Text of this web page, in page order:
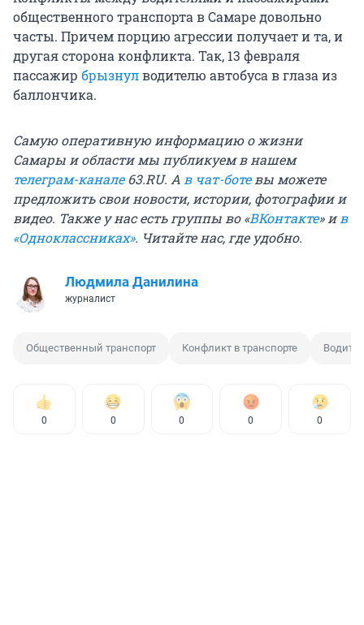
общественного транспорта в Самаре довольно
часты. Причем порцию агрессии получает и та, и
другая сторона конфликта. Так, 13 февраля
пассажир брызнулводителю автобуса в глаза из
баллончика.
Самую оперативную информацию о жизни
Самары и области мы публикуем в нашем
телеграм-канале63.RU. Ав чат-ботевы можете
предложить свои новости, истории, фотографии и
видео. Также у нас есть группы во «ВКонтакте»ив
«Одноклассниках». Читайте нас, где удобно.
Людмила Данилина
журналист
Общественный транспорт Конфликт в транспорте
0 0 0 0 0